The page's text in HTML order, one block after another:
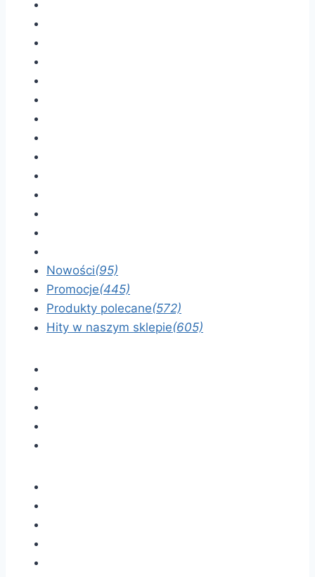
Nowości(95)
Promocje(445)
Produkty polecane(572)
Hity w naszym sklepie(605)